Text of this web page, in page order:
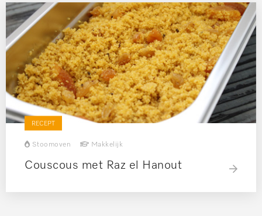
RECEPT
Stoomoven Makkelijk
Couscous met Raz el Hanout